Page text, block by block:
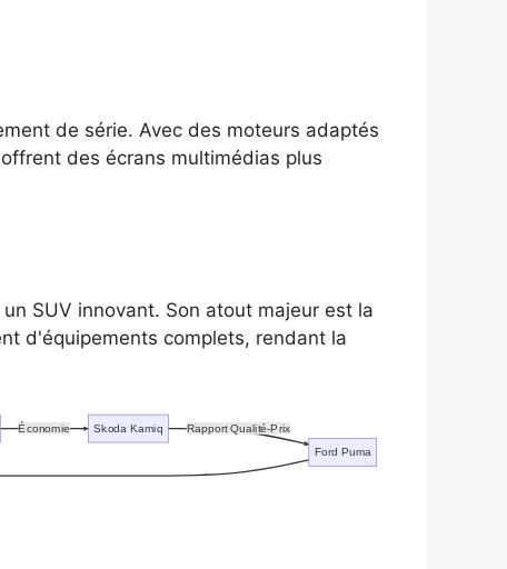
de série. Avec des moteurs adaptés
des écrans multimédias plus
SUV innovant. Son atout majeur est la
d'équipements complets, rendant la
Économie Rapport Qualité-Prix
Skoda Kamiq
Ford Puma